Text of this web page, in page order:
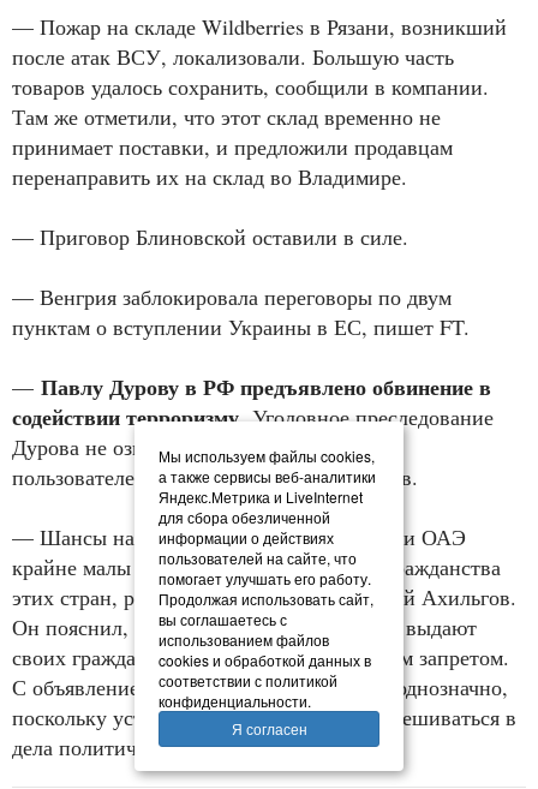
— Пожар на складе Wildberries в Рязани, возникший
после атак ВСУ, локализовали. Большую часть
товаров удалось сохранить, сообщили в компании.
Там же отметили, что этот склад временно не
принимает поставки, и предложили продавцам
перенаправить их на склад во Владимире.
— Приговор Блиновской оставили в силе.
— Венгрия заблокировала переговоры по двум
пунктам о вступлении Украины в ЕС, пишет FT.
— Павлу Дурову в РФ предъявлено обвинение в
содействии терроризму. Уголовное преследование
Дурова не означает запрета Telegram для
пользователей, сообщил адвокат Чанышев.
— Шансы на выдачу Дурова из Франции и ОАЭ
крайне малы в связи с наличием у него гражданства
этих стран, рассказал ТАСС адвокат Калой Ахильгов.
Он пояснил, что ОАЭ, как и Франция, не выдают
своих граждан в связи с конституционным запретом.
С объявлением в розыск тоже не все так однозначно,
поскольку устав Интерпола запрещает вмешиваться в
дела политического характера.
Мы используем файлы cookies,
а также сервисы веб-аналитики
Яндекс.Метрика и LiveInternet
для сбора обезличенной
информации о действиях
пользователей на сайте, что
помогает улучшать его работу.
Продолжая использовать сайт,
вы соглашаетесь с
использованием файлов
cookies и обработкой данных в
соответствии с политикой
конфиденциальности.
Я согласен